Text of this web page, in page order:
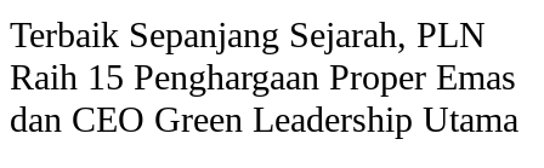
Terbaik Sepanjang Sejarah, PLN
Raih 15 Penghargaan Proper Emas
dan CEO Green Leadership Utama